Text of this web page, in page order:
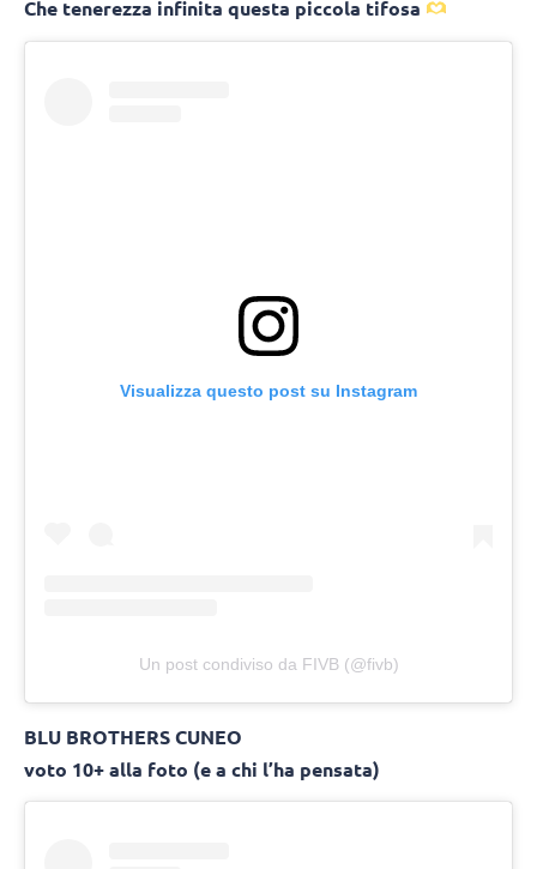
Che tenerezza infinita questa piccola tifosa
Visualizza questo post su Instagram
Un post condiviso da FIVB (@fivb)
BLU BROTHERS CUNEO
voto 10+ alla foto (e a chi l’ha pensata)